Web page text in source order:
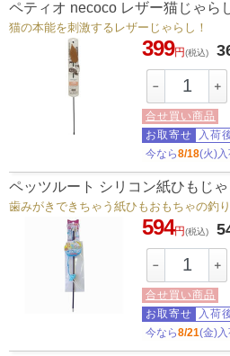
ペティオ necoco レザー猫じゃら
猫の本能を刺激するレザーじゃらし！
399円(税込)
－ ＋
合せ買い商品
お取寄せ
入荷
今なら8/18(火)入
ペッツルート シリコン紙ひもじ
歯みがきできちゃう紙ひもおもちゃの釣
594円(税込)
－ ＋
合せ買い商品
お取寄せ
入荷
今なら8/21(金)入